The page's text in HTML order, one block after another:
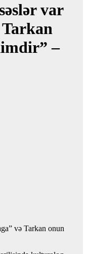
var
–
və Tarkan onun